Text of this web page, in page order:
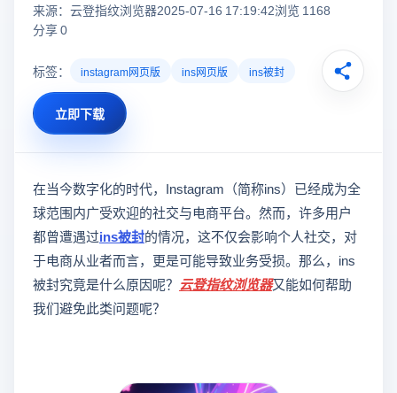
来源：云登指纹浏览器2025-07-16 17:19:42浏览 1168
分享 0
标签： instagram网页版 ins网页版 ins被封
立即下载
在当今数字化的时代，Instagram（简称ins）已经成为全
球范围内广受欢迎的社交与电商平台。然而，许多用户
都曾遭遇过ins被封的情况，这不仅会影响个人社交，对
于电商从业者而言，更是可能导致业务受损。那么，ins
被封究竟是什么原因呢？ 云登指纹浏览器又能如何帮助
我们避免此类问题呢？